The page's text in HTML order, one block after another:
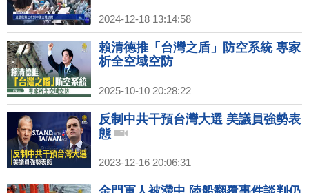
2024-12-18 13:14:58
賴清德推「台灣之盾」防空系統 專家
析全空域空防
2025-10-10 20:28:22
反制中共干預台灣大選 美議員強勢表
態
2023-12-16 20:06:31